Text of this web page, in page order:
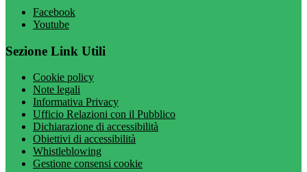
Facebook
Youtube
Sezione Link Utili
Cookie policy
Note legali
Informativa Privacy
Ufficio Relazioni con il Pubblico
Dichiarazione di accessibilità
Obiettivi di accessibilità
Whistleblowing
Gestione consensi cookie